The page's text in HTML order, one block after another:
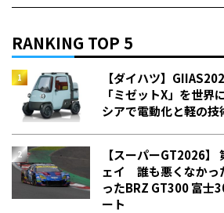
RANKING TOP 5
【ダイハツ】
「ミゼットX」を世
シアで電動化と軽の技
【スーパーGT2026
ェイ 誰も悪くなかっ
った――BRZ GT300 富
ート